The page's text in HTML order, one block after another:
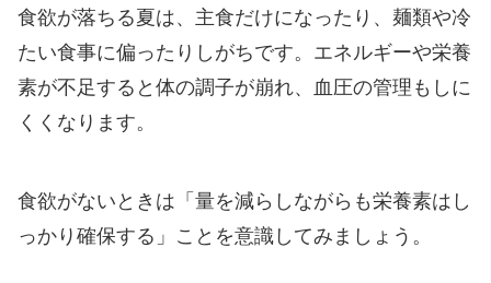
食欲が落ちる夏は、主食だけになったり、麺類や冷
たい食事に偏ったりしがちです。エネルギーや栄養
素が不足すると体の調子が崩れ、血圧の管理もしに
くくなります。
食欲がないときは「量を減らしながらも栄養素はし
っかり確保する」ことを意識してみましょう。